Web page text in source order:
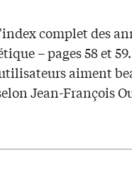
complet des
– pages 58 et
aiment
Jean-François